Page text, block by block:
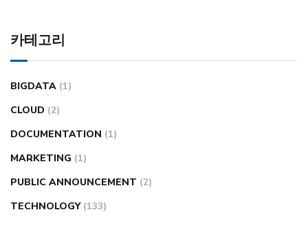
카테고리
BIGDATA (1)
CLOUD (2)
DOCUMENTATION (1)
MARKETING (1)
PUBLIC ANNOUNCEMENT (2)
TECHNOLOGY (133)